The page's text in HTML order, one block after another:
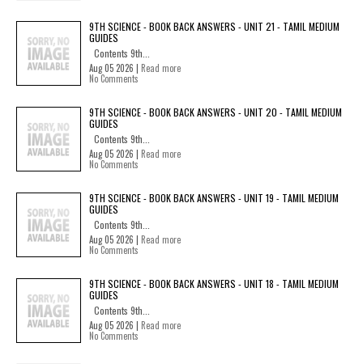
9TH SCIENCE - BOOK BACK ANSWERS - UNIT 21 - TAMIL MEDIUM
GUIDES
Contents 9th...
Aug 05 2026 | Read more
No Comments
9TH SCIENCE - BOOK BACK ANSWERS - UNIT 20 - TAMIL MEDIUM
GUIDES
Contents 9th...
Aug 05 2026 | Read more
No Comments
9TH SCIENCE - BOOK BACK ANSWERS - UNIT 19 - TAMIL MEDIUM
GUIDES
Contents 9th...
Aug 05 2026 | Read more
No Comments
9TH SCIENCE - BOOK BACK ANSWERS - UNIT 18 - TAMIL MEDIUM
GUIDES
Contents 9th...
Aug 05 2026 | Read more
No Comments